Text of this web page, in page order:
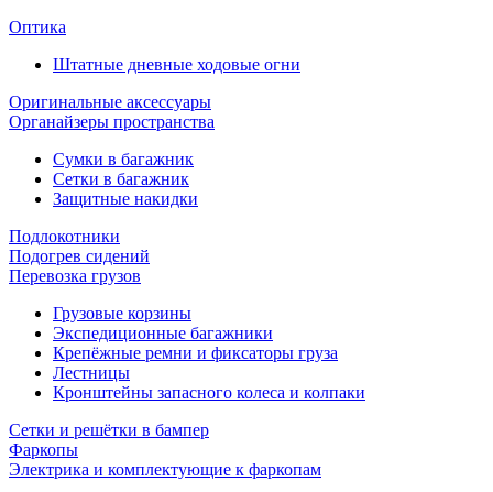
Оптика
Штатные дневные ходовые огни
Оригинальные аксессуары
Органайзеры пространства
Сумки в багажник
Сетки в багажник
Защитные накидки
Подлокотники
Подогрев сидений
Перевозка грузов
Грузовые корзины
Экспедиционные багажники
Крепёжные ремни и фиксаторы груза
Лестницы
Кронштейны запасного колеса и колпаки
Сетки и решётки в бампер
Фаркопы
Электрика и комплектующие к фаркопам